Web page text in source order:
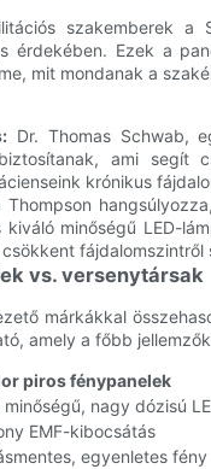
szakemberek a
érdekében. Ezek a
mit mondanak a
Dr. Thomas Schwab,
ami
krónikus
kiváló minőségű LED-
fájdalomszintről
vs. versenytársak
márkákkal
amely a főbb
piros fénypanelek
minőségű, nagy dózisú
EMF-kibocsátás
egyenletes fény